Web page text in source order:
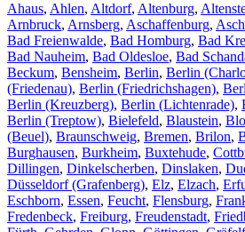
Ahaus, Ahlen, Altdorf, Altenburg,
Arnbruck, Arnsberg, Aschaffenburg,
Bad Freienwalde, Bad Homburg, Bad
Bad Nauheim, Bad Oldesloe, Bad
Beckum, Bensheim, Berlin, Berlin
(Friedenau), Berlin (Friedrichshagen),
Berlin (Kreuzberg), Berlin (Lichtenrade),
Berlin (Treptow), Bielefeld, Blaustein,
(Beuel), Braunschweig, Bremen, Brilon,
Burghausen, Burkheim, Buxtehude,
Dillingen, Dinkelscherben, Dinslaken,
Düsseldorf (Grafenberg), Elz, Elzach,
Eschborn, Essen, Feucht, Flensburg,
Fredenbeck, Freiburg, Freudenstadt,